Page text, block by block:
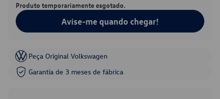
Produto temporariamente esgotado.
Avise-me quando chegar!
Peça Original Volkswagen
Garantia de 3 meses de fábrica